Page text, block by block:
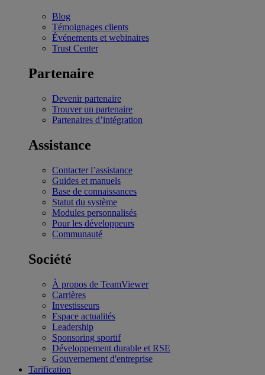
Blog
Témoignages clients
Événements et webinaires
Trust Center
Partenaire
Devenir partenaire
Trouver un partenaire
Partenaires d’intégration
Assistance
Contacter l’assistance
Guides et manuels
Base de connaissances
Statut du système
Modules personnalisés
Pour les développeurs
Communauté
Société
À propos de TeamViewer
Carrières
Investisseurs
Espace actualités
Leadership
Sponsoring sportif
Développement durable et RSE
Gouvernement d'entreprise
Tarification